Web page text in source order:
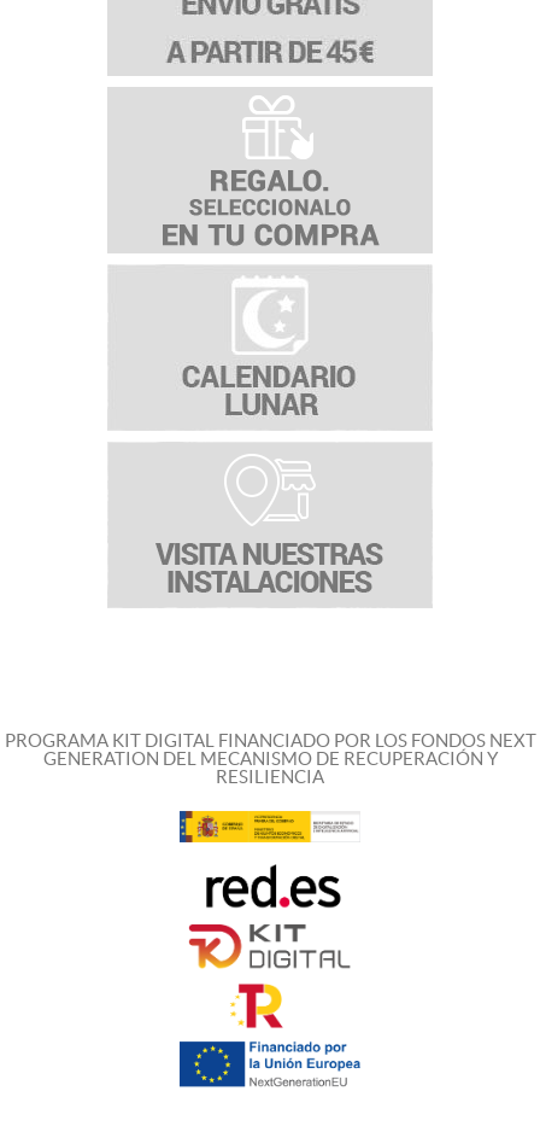
PROGRAMA KIT DIGITAL FINANCIADO POR LOS FONDOS NEXT
GENERATION DEL MECANISMO DE RECUPERACIÓN Y
RESILIENCIA